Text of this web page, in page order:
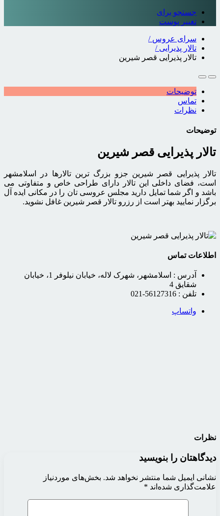
جستجو برای
تغییر پوست
سرای عروس /
تالار پذیرایی /
تالار پذیرایی قصر شیرین
توضیحات
تماس
نظرات
توضیحات
تالار پذیرایی قصر شیرین
تالار پذیرایی قصر شیرین جزو بزرگ ترین تالارها در اسلامشهر
است، فضای داخلی این تالار دارای طراحی خاص و متفاوتی می
باشد و اگر شما تمایل دارید مجلس عروسی تان را در مکانی ایده آل
برگزار نمایید بهتر است از رزرو تالار قصر شیرین غافل نشوید.
اطلاعات تماس
آدرس :
اسلامشهر، شهرک لاله، خیابان نیلوفر 1، خیابان
شقایق 4
تلفن : 56127316-021
واتساپ
نظرات
دیدگاهتان را بنویسید
نشانی ایمیل شما منتشر نخواهد شد. بخش‌های موردنیاز
علامت‌گذاری شده‌اند *